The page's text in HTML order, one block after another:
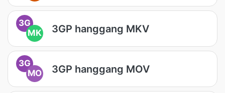
3G
MK
3GP hanggang MKV
3G
MO
3GP hanggang MOV